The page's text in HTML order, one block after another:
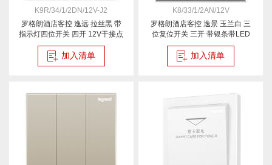
K9R/34/1/2DN/12V-J2
罗格朗酒店客控 逸远 拉丝黑 带
指示灯四位开关 四开 12V干接点
加入清单
K8/33/1/2AN/12V
罗格朗酒店客控 逸景 玉兰白 三
位复位开关 三开 带银条带LED
12V
加入清单